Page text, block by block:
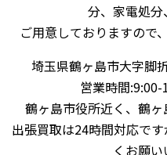
分、家電処
ご用意しておりますので
埼玉県鶴ヶ島市大字
営業時間
鶴ヶ島市役所近く、鶴ヶ
出張買取は24時間対応で
くお願い